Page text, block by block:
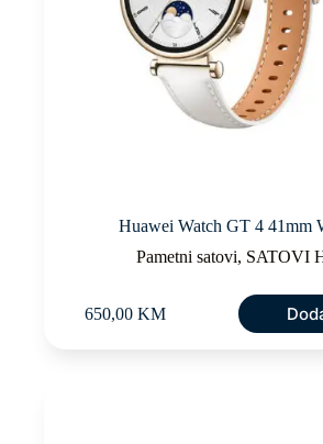
Huawei Watch GT 4 41mm
Pametni satovi, SATOVI
650,00 KM